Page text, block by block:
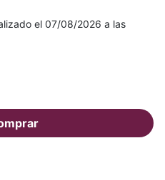
el 07/08/2026 a las